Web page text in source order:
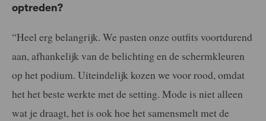
optreden?
“Heel erg belangrijk. We pasten onze outfits voortdurend
aan, afhankelijk van de belichting en de schermkleuren
op het podium. Uiteindelijk kozen we voor rood, omdat
het het beste werkte met de setting. Mode is niet alleen
wat je draagt, het is ook hoe het samensmelt met de